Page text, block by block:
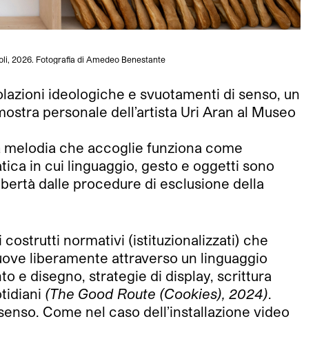
2026. Fotografia di Amedeo Benestante
ideologiche e svuotamenti di senso, un
personale dell’artista Uri Aran al Museo
che accoglie funziona come
in cui linguaggio, gesto e oggetti sono
dalle procedure di esclusione della
normativi (istituzionalizzati) che
liberamente attraverso un linguaggio
e disegno, strategie di display, scrittura
(The Good Route (Cookies), 2024).
Come nel caso dell’installazione video